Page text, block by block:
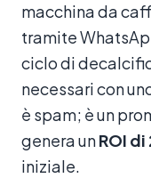
macchina da
tramite
ciclo di
necessari con
è spam; è un
genera unROI
iniziale.